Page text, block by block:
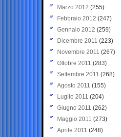
Marzo 2012 (255)
Febbraio 2012 (247)
Gennaio 2012 (259)
Dicembre 2011 (223)
Novembre 2011 (267)
Ottobre 2011 (283)
Settembre 2011 (268)
Agosto 2011 (155)
Luglio 2011 (204)
Giugno 2011 (262)
Maggio 2011 (273)
Aprile 2011 (248)